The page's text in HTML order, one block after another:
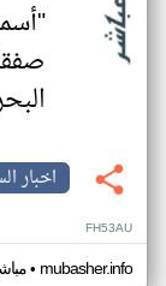
اخبار
FH53AU
• mubasher.info